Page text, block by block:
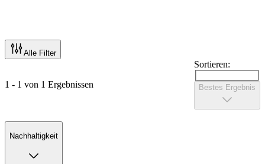
Alle Filter
1 - 1 von 1 Ergebnissen
Sortieren:
Bestes Ergebnis
Nachhaltigkeit